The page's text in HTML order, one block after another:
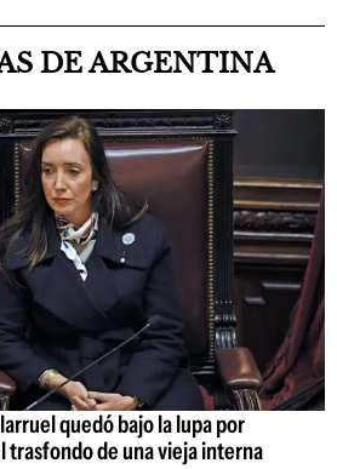
DE ARGENTINA
quedó bajo la lupa por
trasfondo de una vieja interna